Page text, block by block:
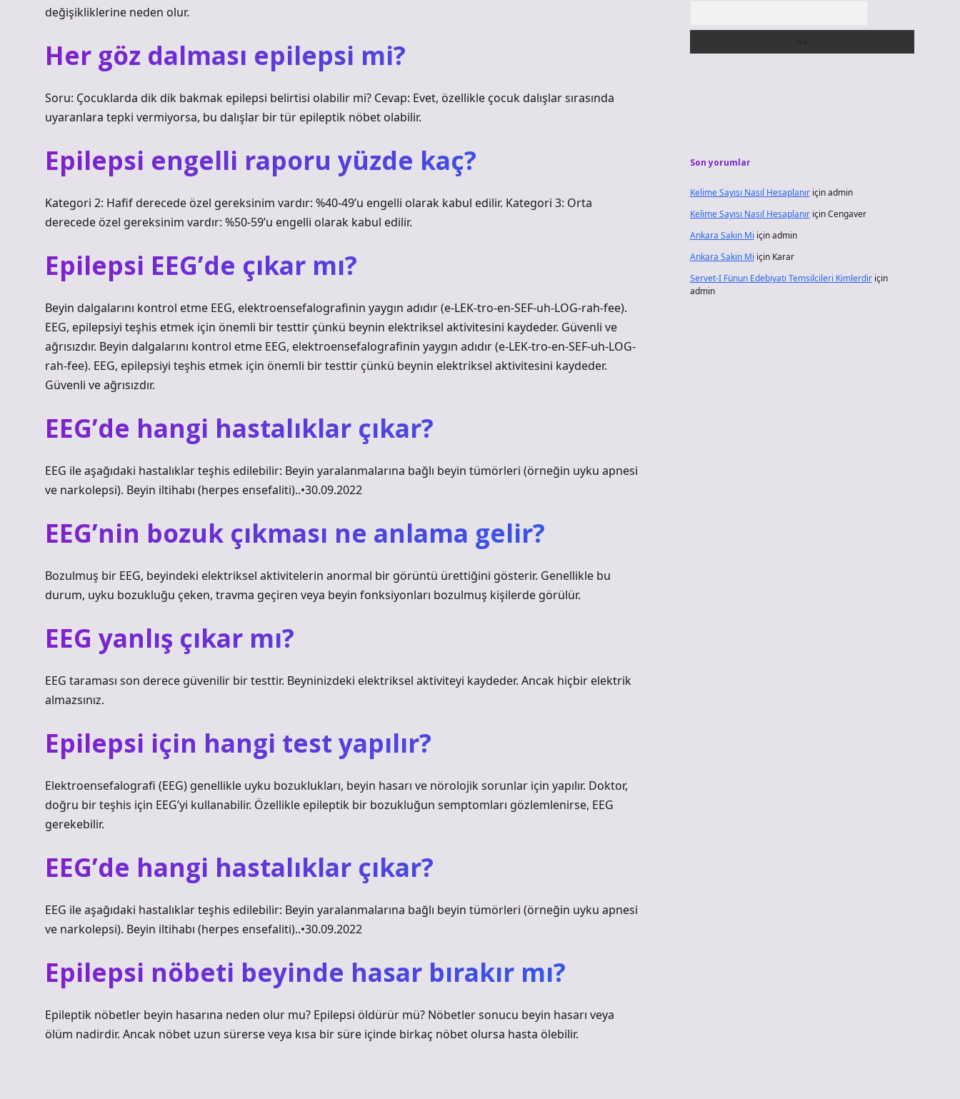
değişikliklerine neden olur.
Her göz dalması epilepsi mi?
Soru: Çocuklarda dik dik bakmak epilepsi belirtisi olabilir mi? Cevap: Evet, özellikle çocuk dalışlar sırasında
uyaranlara tepki vermiyorsa, bu dalışlar bir tür epileptik nöbet olabilir.
Epilepsi engelli raporu yüzde kaç?
Kategori 2: Hafif derecede özel gereksinim vardır: %40-49’u engelli olarak kabul edilir. Kategori 3: Orta
derecede özel gereksinim vardır: %50-59’u engelli olarak kabul edilir.
Epilepsi EEG’de çıkar mı?
Beyin dalgalarını kontrol etme EEG, elektroensefalografinin yaygın adıdır (e-LEK-tro-en-SEF-uh-LOG-rah-fee).
EEG, epilepsiyi teşhis etmek için önemli bir testtir çünkü beynin elektriksel aktivitesini kaydeder. Güvenli ve
ağrısızdır. Beyin dalgalarını kontrol etme EEG, elektroensefalografinin yaygın adıdır (e-LEK-tro-en-SEF-uh-LOG-
rah-fee). EEG, epilepsiyi teşhis etmek için önemli bir testtir çünkü beynin elektriksel aktivitesini kaydeder.
Güvenli ve ağrısızdır.
EEG’de hangi hastalıklar çıkar?
EEG ile aşağıdaki hastalıklar teşhis edilebilir: Beyin yaralanmalarına bağlı beyin tümörleri (örneğin uyku apnesi
ve narkolepsi). Beyin iltihabı (herpes ensefaliti)..•30.09.2022
EEG’nin bozuk çıkması ne anlama gelir?
Bozulmuş bir EEG, beyindeki elektriksel aktivitelerin anormal bir görüntü ürettiğini gösterir. Genellikle bu
durum, uyku bozukluğu çeken, travma geçiren veya beyin fonksiyonları bozulmuş kişilerde görülür.
EEG yanlış çıkar mı?
EEG taraması son derece güvenilir bir testtir. Beyninizdeki elektriksel aktiviteyi kaydeder. Ancak hiçbir elektrik
almazsınız.
Epilepsi için hangi test yapılır?
Elektroensefalografi (EEG) genellikle uyku bozuklukları, beyin hasarı ve nörolojik sorunlar için yapılır. Doktor,
doğru bir teşhis için EEG’yi kullanabilir. Özellikle epileptik bir bozukluğun semptomları gözlemlenirse, EEG
gerekebilir.
EEG’de hangi hastalıklar çıkar?
EEG ile aşağıdaki hastalıklar teşhis edilebilir: Beyin yaralanmalarına bağlı beyin tümörleri (örneğin uyku apnesi
ve narkolepsi). Beyin iltihabı (herpes ensefaliti)..•30.09.2022
Epilepsi nöbeti beyinde hasar bırakır mı?
Epileptik nöbetler beyin hasarına neden olur mu? Epilepsi öldürür mü? Nöbetler sonucu beyin hasarı veya
ölüm nadirdir. Ancak nöbet uzun sürerse veya kısa bir süre içinde birkaç nöbet olursa hasta ölebilir.
Son yorumlar
Kelime Sayısı Nasıl Hesaplanıriçinadmin
Kelime Sayısı Nasıl HesaplanıriçinCengaver
Ankara Sakin Mi içinadmin
Ankara Sakin Mi için Karar
Servet-I Fünun Edebiyatı Temsilcileri Kimlerdiriçin
admin